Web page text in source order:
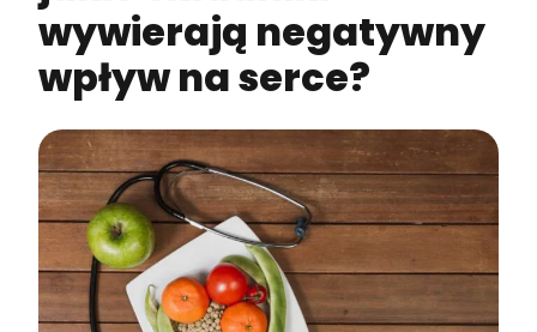
wywierają negatywny
wpływ na serce?